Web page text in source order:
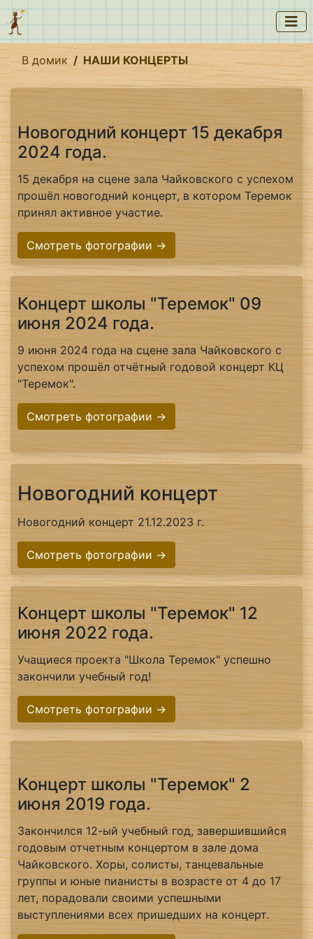
В домик НАШИ КОНЦЕРТЫ
Новогодний концерт 15 декабря
2024 года.
15 декабря на сцене зала Чайковского с успехом
прошёл новогодний концерт, в котором Теремок
принял активное участие.
Смотреть фотографии →
Концерт школы "Теремок" 09
июня 2024 года.
9 июня 2024 года на сцене зала Чайковского с
успехом прошёл отчётный годовой концерт КЦ
"Теремок".
Смотреть фотографии →
Новогодний концерт
Новогодний концерт 21.12.2023 г.
Смотреть фотографии →
Концерт школы "Теремок" 12
июня 2022 года.
Учащиеся проекта "Школа Теремок" успешно
закончили учебный год!
Смотреть фотографии →
Концерт школы "Теремок" 2
июня 2019 года.
Закончился 12-ый учебный год, завершившийся
годовым отчетным концертом в зале дома
Чайковского. Хоры, солисты, танцевальные
группы и юные пианисты в возрасте от 4 до 17
лет, порадовали своими успешными
выступлениями всех пришедших на концерт.